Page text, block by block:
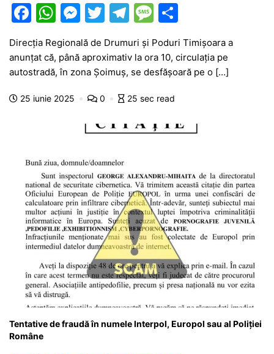
F
a
c
e
b
W
h
at
s
A
M
s
s
e
g
T
itt
er
T
el
e
gr
a
M
s
s
a
e
ar
ta
je
ă
Direcția Regională de Drumuri și Poduri Timișoara a
anunțat că, până aproximativ la ora 10, circulația pe
autostradă, în zona Șoimuș, se desfășoară pe o […]
25 iunie 2025 0 25 sec read
Tentative de fraudă în numele Interpol, Europol sau al Poliției
Române